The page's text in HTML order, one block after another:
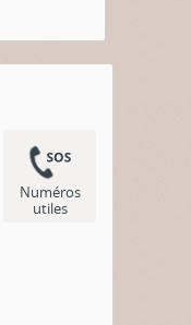
Numéros
utiles